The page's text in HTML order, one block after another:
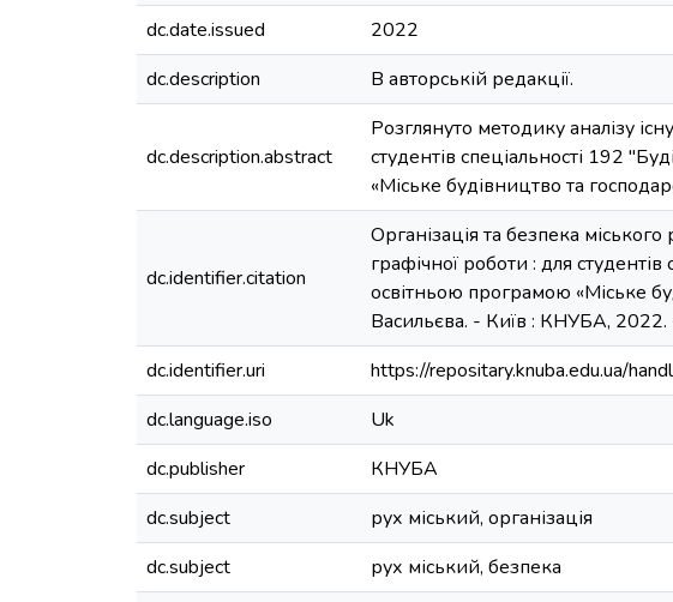
dc.date.issued
2022
dc.description
В авторській редакції.
dc.description.abstract
Розглянуто методику аналізу
студентів спеціальності 192
«Міське будівництво та
dc.identifier.citation
Організація та безпека
графічної роботи : для
освітньою програмою «Міське
Васильєва. - Київ : КНУБА, 2022.
dc.identifier.uri
https://repositary.knuba.edu.ua/
dc.language.iso
Uk
dc.publisher
КНУБА
dc.subject
рух міський, організація
dc.subject
рух міський, безпека